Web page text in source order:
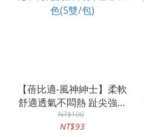
【蓓比適-風神紳士】柔軟
舒適透氣不悶熱 趾尖強化
中筒免洗襪 男女適用-白色
(5雙/包)
NT$100
NT$93